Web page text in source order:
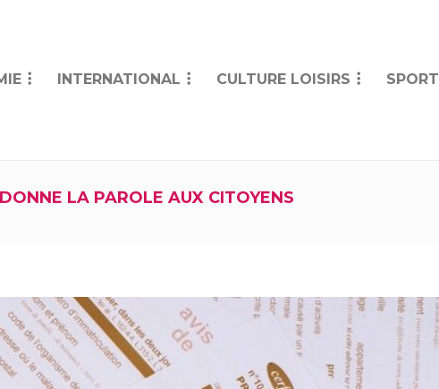
INTERNATIONAL CULTURE LOISIRS SPORT
LA PAROLE AUX CITOYENS